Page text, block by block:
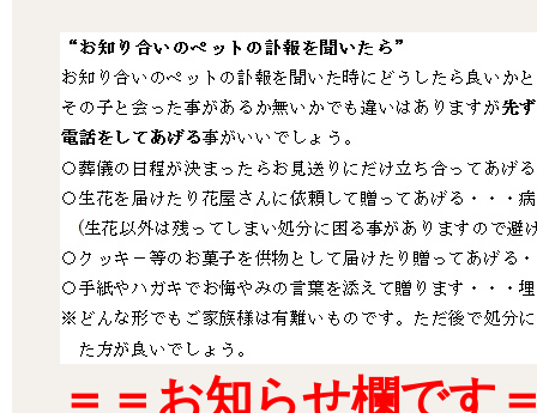
＝＝お知らせ欄です